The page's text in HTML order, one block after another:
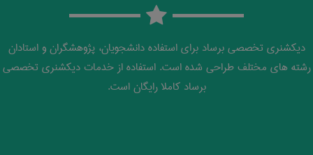
دیکشنری تخصصی برساد برای استفاده دانشجویان، پژوهشگران و استادان
رشته های مختلف طراحی شده است. استفاده از خدمات دیکشنری تخصصی
برساد کاملا رایگان است.